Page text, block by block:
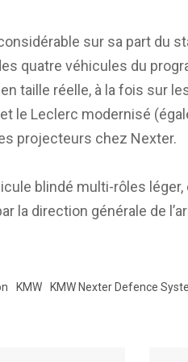
sur sa part du
quatre véhicules du
taille réelle, à la fois sur
le Leclerc modernisé
projecteurs chez Nexter.
blindé multi-rôles léger,
la direction générale de
KMW KMW Nexter Defence